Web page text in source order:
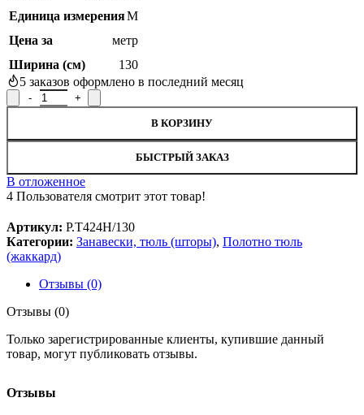
Единица измеренияМ
Цена за
метр
Ширина (см)
130
5 заказов оформлено в последний месяц
Количество товара Полотно гардинное Р.Т424Н/130, рисунок
В КОРЗИНУ
БЫСТРЫЙ ЗАКАЗ
В отложенное
4 Пользователя смотрит этот товар!
Артикул: Р.Т424Н/130
Категории: Занавески, тюль (шторы), Полотно тюль
(жаккард)
Отзывы (0)
Отзывы (0)
Отзывы
Только зарегистрированные клиенты, купившие данный
товар, могут публиковать отзывы.